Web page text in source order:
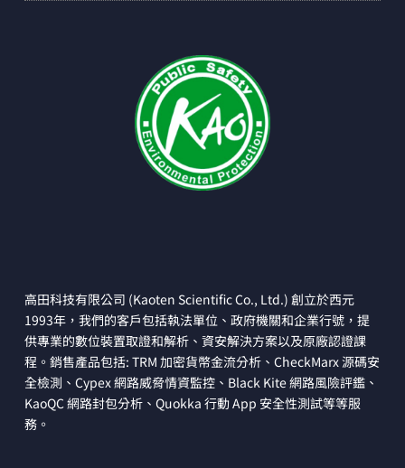
高田科技有限公司 (Kaoten Scientific Co., Ltd.) 創立於西元
1993年，我們的客戶包括執法單位、政府機關和企業行號，提
供專業的數位裝置取證和解析、資安解決方案以及原廠認證課
程。銷售產品包括: TRM 加密貨幣金流分析、CheckMarx 源碼安
全檢測、Cypex 網路威脅情資監控、Black Kite 網路風險評鑑、
KaoQC 網路封包分析、Quokka 行動 App 安全性測試等等服
務。